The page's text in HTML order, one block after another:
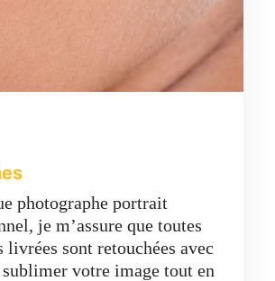
photographe portrait
je m’assure que toutes
livrées sont retouchées avec
votre image tout en